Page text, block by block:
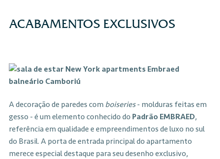
ACABAMENTOS EXCLUSIVOS
A decoração de paredes com boiseries- molduras feitas em
gesso - é um elemento conhecido do Padrão EMBRAED,
referência em qualidade e empreendimentos de luxo no sul
do Brasil. A porta de entrada principal do apartamento
merece especial destaque para seu desenho exclusivo,